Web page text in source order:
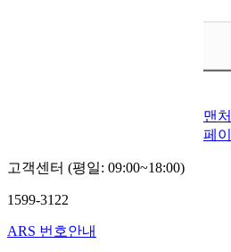
맨
페
고객센터 (평일: 09:00~18:00)
1599-3122
ARS 번호안내